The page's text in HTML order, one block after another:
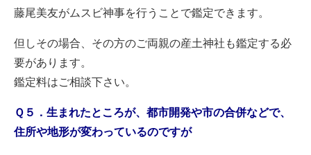
藤尾美友がムスビ神事を行うことで鑑定できます。
但しその場合、その方のご両親の産土神社も鑑定する必
要があります。
鑑定料はご相談下さい。
Ｑ５．生まれたところが、都市開発や市の合併などで、
住所や地形が変わっているのですが